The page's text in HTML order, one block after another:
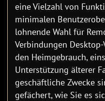
eine Vielzahl von
minimalen
lohnende Wahl für
Verbindungen
den Heimgebrauch,
Unterstützung älterer
geschäftliche Zwecke
gefächert, wie Sie es